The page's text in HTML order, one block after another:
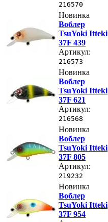
216570
Новинка
Воблер
TsuYoki Itteki
37F 439
Артикул:
216573
Новинка
Воблер
TsuYoki Itteki
37F 621
Артикул:
216568
Новинка
Воблер
TsuYoki Itteki
37F 805
Артикул:
219232
Новинка
Воблер
TsuYoki Itteki
37F 954